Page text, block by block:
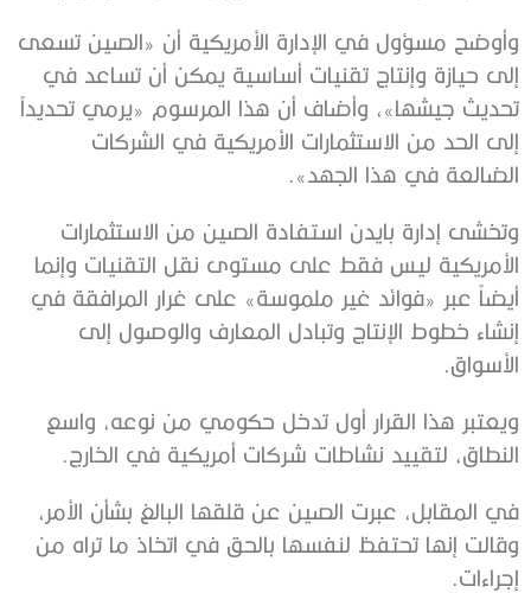
وأوضح مسؤول في الإدارة الأمريكية أن «الصين تسعى
إلى حيازة وإنتاج تقنيات أساسية يمكن أن تساعد في
تحديث جيشها»، وأضاف أن هذا المرسوم «يرمي تحديداً
إلى الحد من الاستثمارات الأمريكية في الشركات
الضالعة في هذا الجهد».
وتخشى إدارة بايدن استفادة الصين من الاستثمارات
الأمريكية ليس فقط على مستوى نقل التقنيات وإنما
أيضاً عبر «فوائد غير ملموسة» على غرار المرافقة في
إنشاء خطوط الإنتاج وتبادل المعارف والوصول إلى
الأسواق.
ويعتبر هذا القرار أول تدخل حكومي من نوعه، واسع
النطاق، لتقييد نشاطات شركات أمريكية في الخارج.
في المقابل، عبرت الصين عن قلقها البالغ بشأن الأمر،
وقالت إنها تحتفظ لنفسها بالحق في اتخاذ ما تراه من
إجراءات.